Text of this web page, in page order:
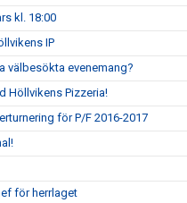
kl. 18:00
IP
välbesökta evenemang?
Höllvikens Pizzeria!
för P/F 2016-2017
för herrlaget